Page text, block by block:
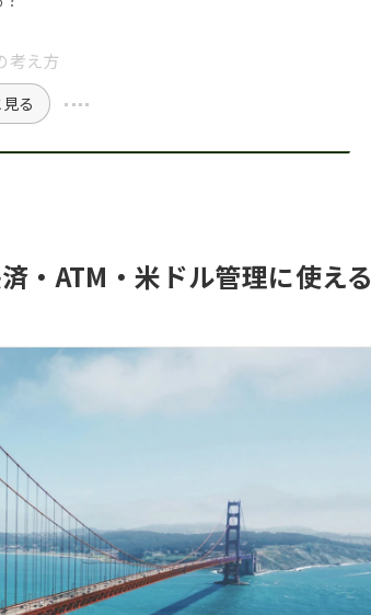
え方
る
・ATM・米ドル管理に使える